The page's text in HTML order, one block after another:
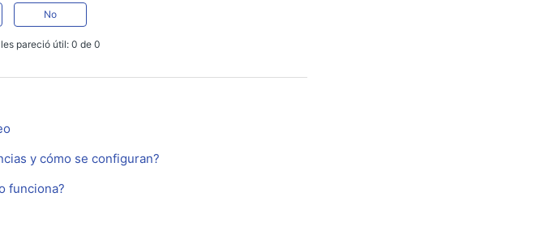
No
pareció útil: 0 de 0
y cómo se configuran?
funciona?